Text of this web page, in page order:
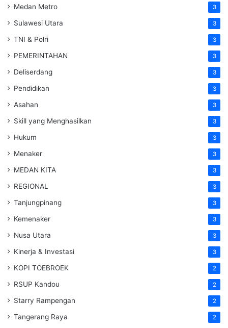
Medan Metro 3
Sulawesi Utara 3
TNI & Polri 3
PEMERINTAHAN 3
Deliserdang 3
Pendidikan 3
Asahan 3
Skill yang Menghasilkan 3
Hukum 3
Menaker 3
MEDAN KITA 3
REGIONAL 3
Tanjungpinang 3
Kemenaker 3
Nusa Utara 3
Kinerja & Investasi 3
KOPI TOEBROEK 2
RSUP Kandou 2
Starry Rampengan 2
Tangerang Raya 2